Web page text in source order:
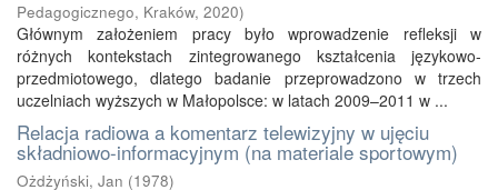
Pedagogicznego, Kraków, 2020)
Głównym założeniem pracy było wprowadzenie refleksji w
różnych kontekstach zintegrowanego kształcenia językowo-
przedmiotowego, dlatego badanie przeprowadzono w trzech
uczelniach wyższych w Małopolsce: w latach 2009–2011 w ...
Relacja radiowa a komentarz telewizyjny w ujęciu
składniowo-informacyjnym (na materiale sportowym)
Ożdżyński, Jan (1978)